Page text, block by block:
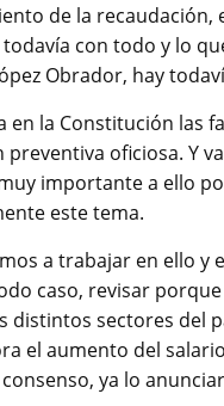
de la recaudación,
con todo y lo
Obrador, hay
en la Constitución las
oficiosa. Y
importante a ello
este tema.
a trabajar en ello y
caso, revisar
distintos sectores del
el aumento del
ya lo